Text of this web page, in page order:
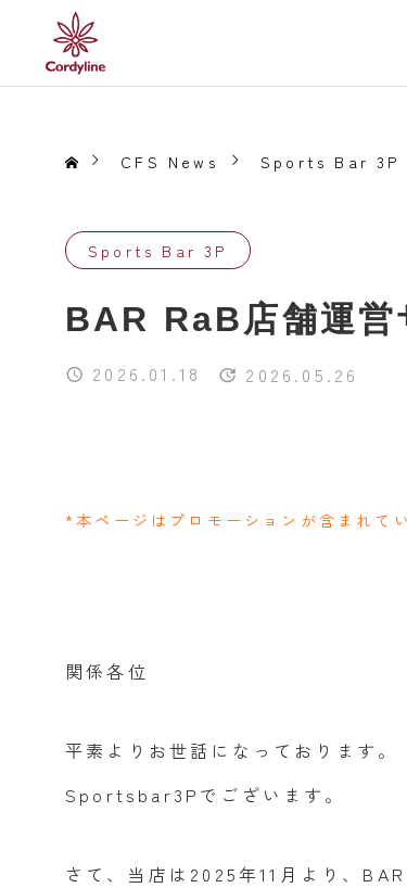
CFS News Sports Bar 3P
Sports Bar 3P
BAR RaB店舗運営
2026.01.18 2026.05.26
*本ページはプロモーションが含まれて
関係各位
平素よりお世話になっております。
Sportsbar3Pでございます。
さて、当店は2025年11月より、